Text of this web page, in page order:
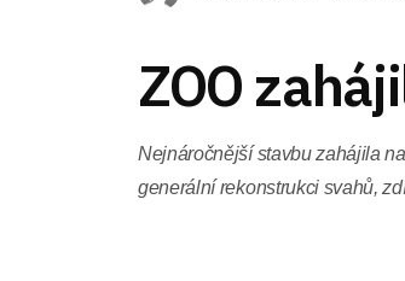
ZOO
Nejnáročnější stavbu zahájila
generální rekonstrukci svahů,